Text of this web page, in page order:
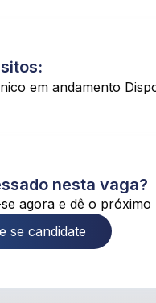
em andamento
nesta vaga?
agora e dê o
se candidate